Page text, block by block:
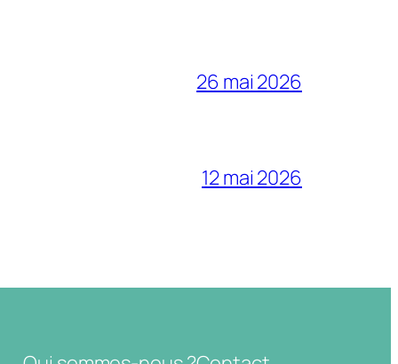
26 mai 2026
12 mai 2026